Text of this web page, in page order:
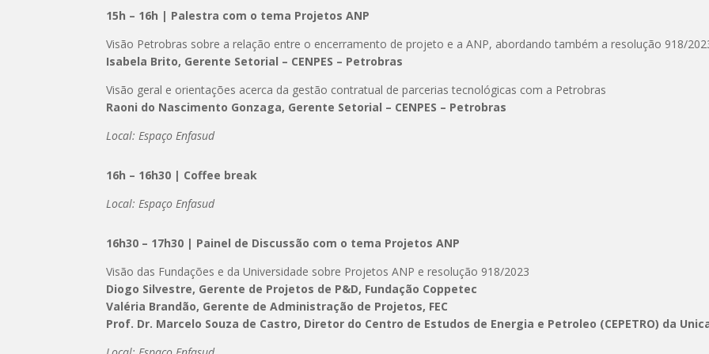
15h – 16h | Palestra com o tema Projetos ANP
Visão Petrobras sobre a relação entre o encerramento de projeto e a ANP, abordando também a resolução 918/
Isabela Brito, Gerente Setorial – CENPES – Petrobras
Visão geral e orientações acerca da gestão contratual de parcerias tecnológicas com a Petrobras
Raoni do Nascimento Gonzaga, Gerente Setorial – CENPES – Petrobras
Local: Espaço Enfasud
16h – 16h30 | Coffee break
Local: Espaço Enfasud
16h30 – 17h30 | Painel de Discussão com o tema Projetos ANP
Visão das Fundações e da Universidade sobre Projetos ANP e resolução 918/2023
Diogo Silvestre, Gerente de Projetos de P&D, Fundação Coppetec
Valéria Brandão, Gerente de Administração de Projetos, FEC
Prof. Dr. Marcelo Souza de Castro, Diretor do Centro de Estudos de Energia e Petroleo (CEPETRO) da